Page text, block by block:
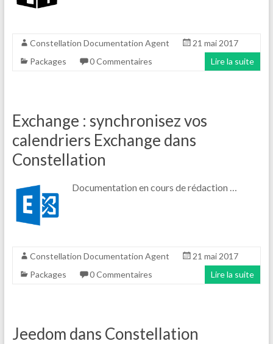
Constellation Documentation Agent
21 mai 2017
Packages
0 Commentaires Lire la suite
Exchange : synchronisez vos
calendriers Exchange dans
Constellation
Documentation en cours de rédaction …
Constellation Documentation Agent
21 mai 2017
Packages
0 Commentaires Lire la suite
Jeedom dans Constellation